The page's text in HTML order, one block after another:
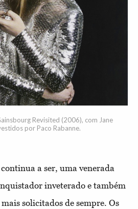
Revisited (2006), com Jane
por Paco Rabanne.
a ser, uma venerada
inveterado e também
solicitados de sempre. Os